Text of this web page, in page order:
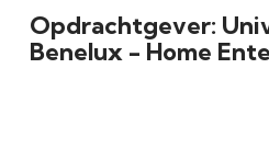
Opdrachtgever:
Benelux - Home